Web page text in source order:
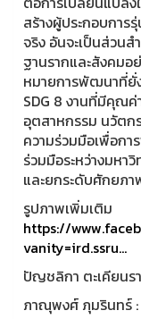
สร้างผู้ประกอบการ
จริง อันจะเป็นส่วน
ฐานรากและสังคม
หมายการพัฒนาที่ยั่
SDG 8 งานที่มีคุณค่
อุตสาหกรรม นวัตก
ความร่วมมือเพื่อก
ร่วมมือระหว่างมหา
และยกระดับศักยภ
รูปภาพเพิ่มเติม
https://
vanity=ird.ssru...
ปัญชลิกา ตะเคียนร
ภาณุพงศ์ ภุมรินทร์ :